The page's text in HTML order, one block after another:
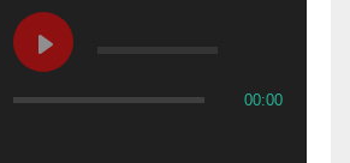
00:00